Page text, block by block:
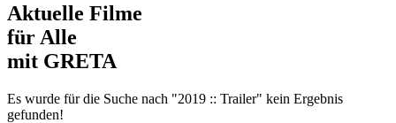
Aktuelle Filme
für Alle
mit GRETA
Es wurde für die Suche nach "2019 :: Trailer" kein Ergebnis
gefunden!